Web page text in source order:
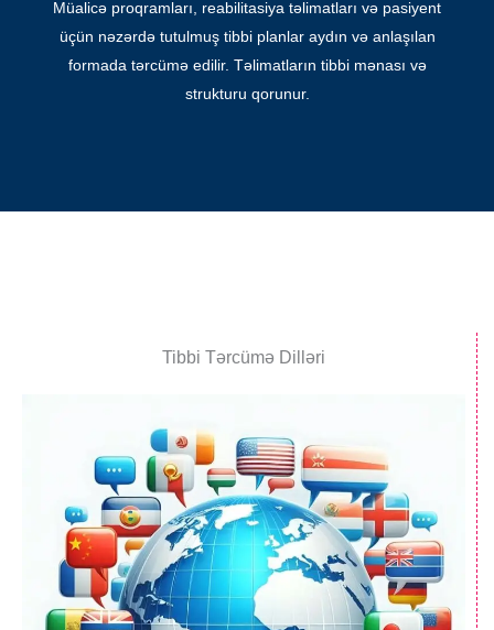
Müalicə proqramları, reabilitasiya təlimatları və pasiyent
üçün nəzərdə tutulmuş tibbi planlar aydın və anlaşılan
formada tərcümə edilir. Təlimatların tibbi mənası və
strukturu qorunur.
Tibbi Tərcümə Dilləri